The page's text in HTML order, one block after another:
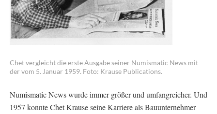
Chet vergleicht die erste Ausgabe seiner Numismatic News mit
der vom 5. Januar 1959. Foto: Krause Publications.
Numismatic News wurde immer größer und umfangreicher. Und
1957 konnte Chet Krause seine Karriere als Bauunternehmer